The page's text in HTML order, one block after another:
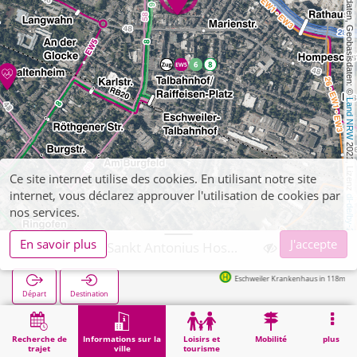
, Kartendaten, Geobasisdaten: ©
Land NRW
2021, Lizenz
dl-de/by-2-0
Recherche de
trajet
Informations sur la
ville
Loisirs et
tourisme
Mobilité plus
Départ Destination
Eschweiler Krankenhaus in 118m
Démarrage Informations sur la ville Eschweiler, Sankt Antonius Hospital
Ce site internet utilise des cookies. En utilisant notre site
internet, vous déclarez approuver l'utilisation de cookies par
nos services.
En savoir plus
J'accepte